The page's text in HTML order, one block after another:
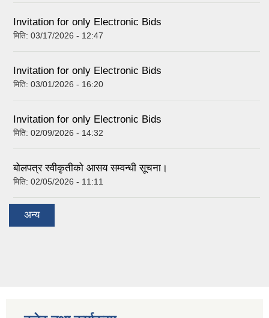
Invitation for only Electronic Bids
मिति: 03/17/2026 - 12:47
Invitation for only Electronic Bids
मिति: 03/01/2026 - 16:20
Invitation for only Electronic Bids
मिति: 02/09/2026 - 14:32
बोलपत्र स्वीकृतीको आसय सम्वन्धी सूचना।
मिति: 02/05/2026 - 11:11
अन्य